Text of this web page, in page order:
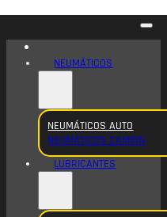
NEUMÁTICOS
NEUMÁTICOS AUTO
NEUMÁTICOS CAMION
LUBRICANTES